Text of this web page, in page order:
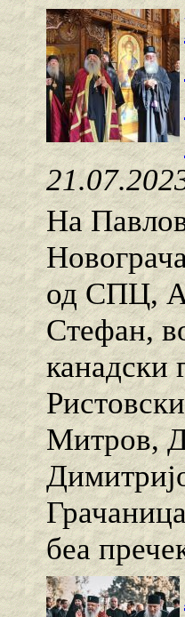
На
од СПЦ,
Стефан,
канадски
Митров,
беа